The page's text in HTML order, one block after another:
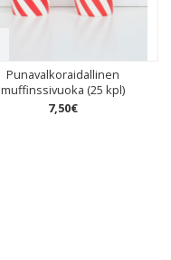
Punavalkoraidallinen
muffinssivuoka (25 kpl)
7,50€